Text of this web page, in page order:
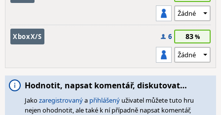
XboxX/S 6 83
Hodnotit, napsat komentář, diskutovat…
Jakozaregistrovanýa přihlášený uživatel můžete tuto hru
nejen ohodnotit, ale také k ní případně napsat komentář,